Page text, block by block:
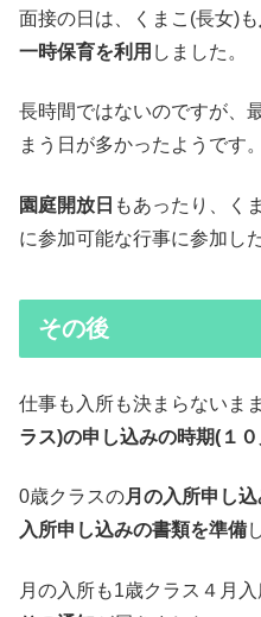
面接の日は、くまこ(長女)も
一時保育を利用 しました。
長時間ではないのですが、
まう日が多かったようです。
園庭開放日 もあったり、く
に参加可能な行事に参加し
その後
仕事も入所も決まらないま
ラス)の申し込みの時期(１
0歳クラスの月の入所申し
入所申し込みの書類を準備
月の入所も1歳クラス４月入